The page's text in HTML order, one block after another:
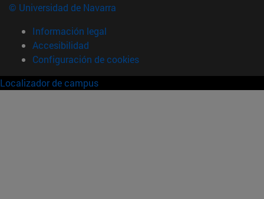
© Universidad de Navarra
Información legal
Accesibilidad
Configuración de cookies
Localizador de campus